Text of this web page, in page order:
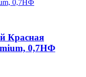
Красная
0,7НФ